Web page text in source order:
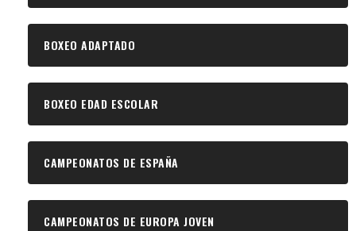
BOXEO ADAPTADO
BOXEO EDAD ESCOLAR
CAMPEONATOS DE ESPAÑA
CAMPEONATOS DE EUROPA JOVEN